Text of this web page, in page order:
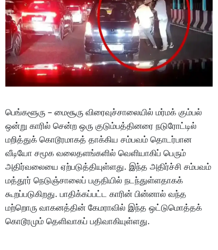
பெங்களூரு – மைசூரு விரைவுச்சாலையில் மர்மக் கும்பல்
ஒன்று காரில் சென்ற ஒரு குடும்பத்தினரை நடுரோட்டில்
மறித்துக் கொடூரமாகத் தாக்கிய சம்பவம் தொடர்பான
வீடியோ சமூக வலைதளங்களில் வெளியாகிப் பெரும்
அதிர்வலையை ஏற்படுத்தியுள்ளது. இந்த அதிர்ச்சி சம்பவம்
மத்தூர் நெடுஞ்சாலைப் பகுதியில் நடந்துள்ளதாகக்
கூறப்படுகிறது. பாதிக்கப்பட்ட காரின் பின்னால் வந்த
மற்றொரு வாகனத்தின் கேமராவில் இந்த ஒட்டுமொத்தக்
கொடூரமும் தெளிவாகப் பதிவாகியுள்ளது.